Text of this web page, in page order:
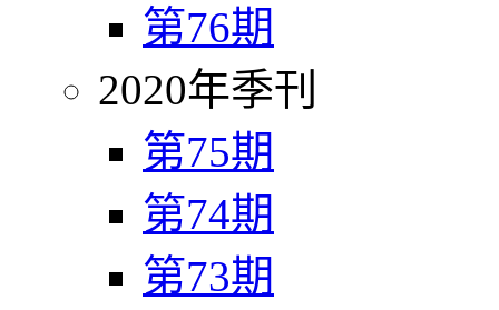
第76期
2020年季刊
第75期
第74期
第73期